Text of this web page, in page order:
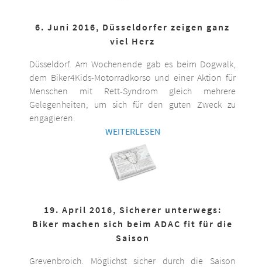
6. Juni 2016, Düsseldorfer zeigen ganz
viel Herz
Düsseldorf. Am Wochenende gab es beim Dogwalk,
dem Biker4Kids-Motorradkorso und einer Aktion für
Menschen mit Rett-Syndrom gleich mehrere
Gelegenheiten, um sich für den guten Zweck zu
engagieren.
WEITERLESEN
19. April 2016, Sicherer unterwegs:
Biker machen sich beim ADAC fit für die
Saison
Grevenbroich. Möglichst sicher durch die Saison